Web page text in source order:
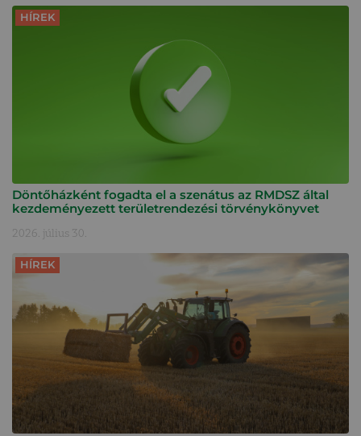
HÍREK
Döntőházként fogadta el a szenátus az RMDSZ által
kezdeményezett területrendezési törvénykönyvet
2026. július 30.
HÍREK